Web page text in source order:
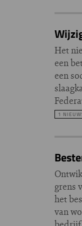
Het
een
een
1
grens
het
van